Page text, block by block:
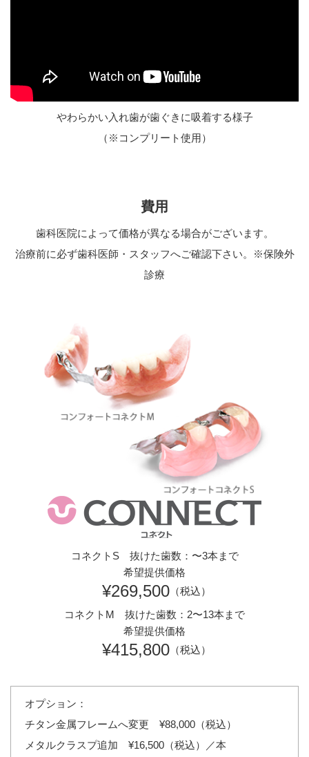
やわらかい入れ歯が歯ぐきに吸着する様子
（※コンプリート使用）
費用
歯科医院によって価格が異なる場合がございます。
治療前に必ず歯科医師・スタッフへご確認下さい。※保険外
診療
コネクトS 抜けた歯数：〜3本まで
希望提供価格
¥269,500（税込）
コネクトM 抜けた歯数：2〜13本まで
希望提供価格
¥415,800（税込）
オプション：
チタン金属フレームへ変更 ¥88,000（税込）
メタルクラスプ追加 ¥16,500（税込）／本